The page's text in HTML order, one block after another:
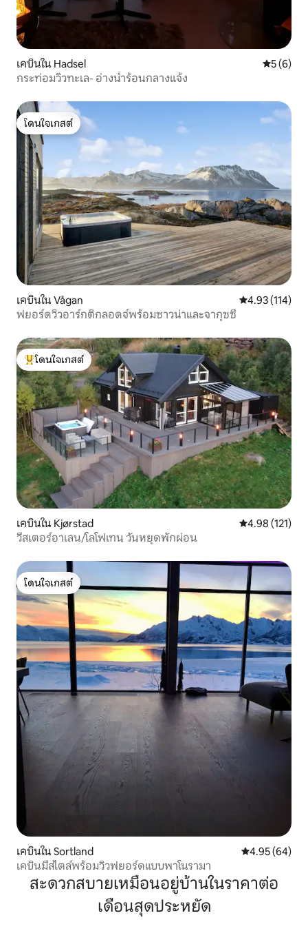
เคบินใน Hadsel คะแนนเฉ
5 (6)
กระท่อมวิวทะเล- อ่างน้ำร้อนกลางแจ้ง
โดนใจเกสต์
โดนใจเกสต์
เคบินใน Vågan คะแนนเฉลี่ย
4.93 (114)
ฟยอร์ดวิวอาร์กติกลอดจ์พร้อมซาวน่าและจากุซซี่
โดนใจเกสต์ที่สุด
โดนใจเกสต์
เคบินใน Kjørstad คะแนนเฉลี่ย
4.98 (121)
วีสเตอร์อาเลน/โลโฟเทน วันหยุดพักผ่อน
โดนใจเกสต์
โดนใจเกสต์
เคบินใน Sortland คะแนนเฉลี่ย
4.95 (64)
เคบินมีสไตล์พร้อมวิวฟยอร์ดแบบพาโนรามา
สะดวกสบายเหมือนอยู่บ้านในราคาต่อ
เดือนสุดประหยัด